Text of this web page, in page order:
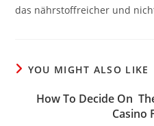
das nährstoffreicher und
YOU MIGHT ALSO LIKE
How To Decide On
Casino